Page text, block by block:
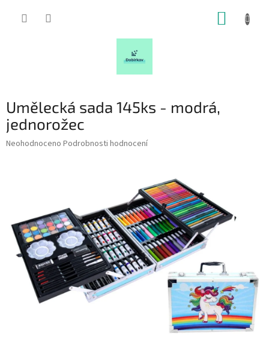
Umělecká sada 145ks - modrá,
jednorožec
Průměrné
hvězdiček.
Neohodnoceno Podrobnosti hodnocení